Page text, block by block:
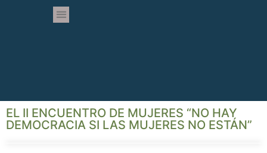
EL II ENCUENTRO DE MUJERES “NO HAY
DEMOCRACIA SI LAS MUJERES NO ESTÁN”